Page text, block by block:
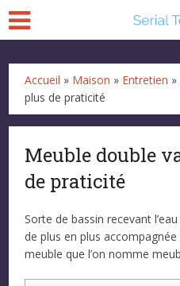
Accueil » Maison » Entretien »
plus de praticité
Meuble double
de praticité
Sorte de bassin recevant
de plus en plus
meuble que l’on nomme